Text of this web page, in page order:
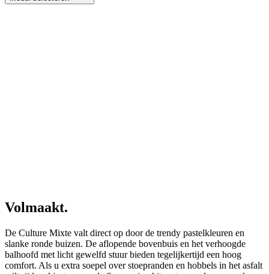
Volmaakt.
De Culture Mixte valt direct op door de trendy pastelkleuren en
slanke ronde buizen. De aflopende bovenbuis en het verhoogde
balhoofd met licht gewelfd stuur bieden tegelijkertijd een hoog
comfort. Als u extra soepel over stoepranden en hobbels in het asfalt